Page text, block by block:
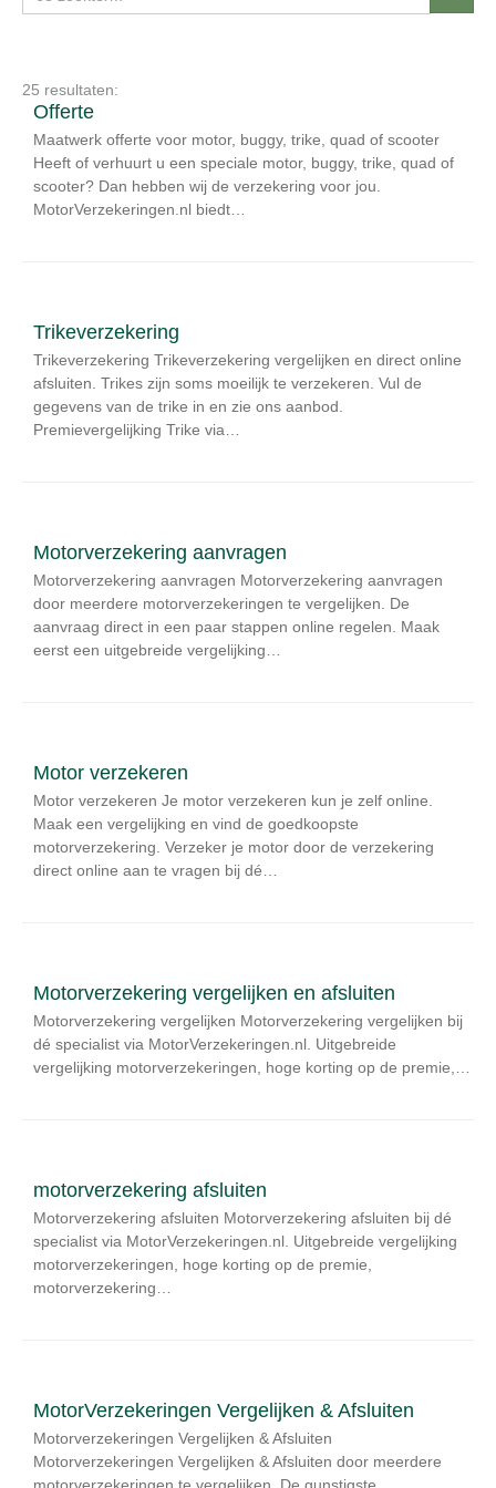
25 resultaten:
Offerte
Maatwerk offerte voor motor, buggy, trike, quad of scooter
Heeft of verhuurt u een speciale motor, buggy, trike, quad of
scooter? Dan hebben wij de verzekering voor jou.
MotorVerzekeringen.nl biedt…
Trikeverzekering
Trikeverzekering Trikeverzekering vergelijken en direct online
afsluiten. Trikes zijn soms moeilijk te verzekeren. Vul de
gegevens van de trike in en zie ons aanbod.
Premievergelijking Trike via…
Motorverzekering aanvragen
Motorverzekering aanvragen Motorverzekering aanvragen
door meerdere motorverzekeringen te vergelijken. De
aanvraag direct in een paar stappen online regelen. Maak
eerst een uitgebreide vergelijking…
Motor verzekeren
Motor verzekeren Je motor verzekeren kun je zelf online.
Maak een vergelijking en vind de goedkoopste
motorverzekering. Verzeker je motor door de verzekering
direct online aan te vragen bij dé…
Motorverzekering vergelijken en afsluiten
Motorverzekering vergelijken Motorverzekering vergelijken bij
dé specialist via MotorVerzekeringen.nl. Uitgebreide
vergelijking motorverzekeringen, hoge korting op de premie,…
motorverzekering afsluiten
Motorverzekering afsluiten Motorverzekering afsluiten bij dé
specialist via MotorVerzekeringen.nl. Uitgebreide vergelijking
motorverzekeringen, hoge korting op de premie,
motorverzekering…
MotorVerzekeringen Vergelijken & Afsluiten
Motorverzekeringen Vergelijken & Afsluiten
Motorverzekeringen Vergelijken & Afsluiten door meerdere